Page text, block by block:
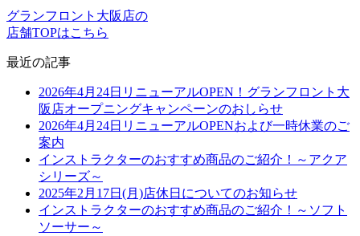
グランフロント大阪店の
店舗TOPはこちら
最近の記事
2026年4月24日リニューアルOPEN！グランフロント大
阪店オープニングキャンペーンのおしらせ
2026年4月24日リニューアルOPENおよび一時休業のご
案内
インストラクターのおすすめ商品のご紹介！～アクア
シリーズ～
2025年2月17日(月)店休日についてのお知らせ
インストラクターのおすすめ商品のご紹介！～ソフト
ソーサー～